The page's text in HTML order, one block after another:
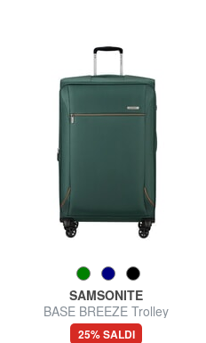
SAMSONITE
BASE BREEZE Trolley
Grande, espandibile
25% SALDI